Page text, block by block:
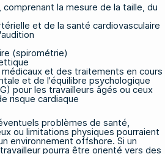
comprenant la mesure de la taille, du
et de la santé cardiovasculaire
(spirométrie)
et des traitements en cours
et de l'équilibre psychologique
pour les travailleurs âgés ou ceux
risque cardiaque
problèmes de santé,
ou limitations physiques pourraient
environnement offshore. Si un
pourra être orienté vers des